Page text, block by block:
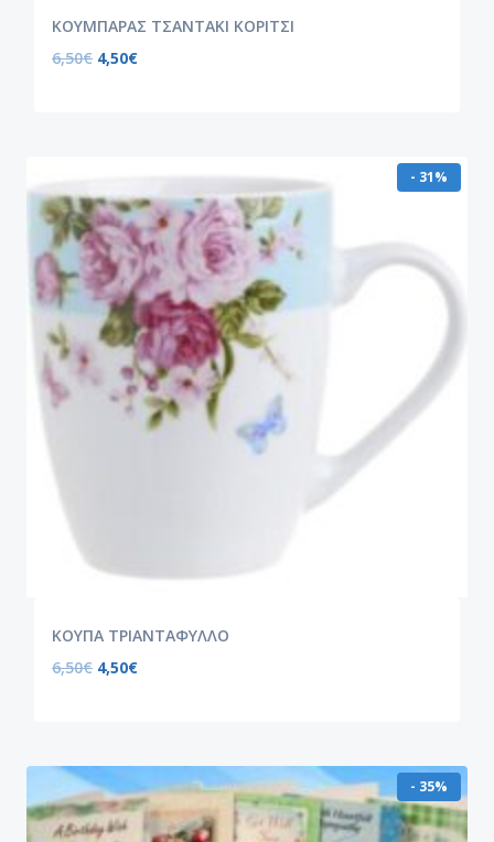
ΚΟΥΜΠΑΡΑΣ ΤΣΑΝΤΑΚΙ ΚΟΡΙΤΣΙ
6,50€ 4,50€
- 31%
ΚΟΥΠΑ ΤΡΙΑΝΤΑΦΥΛΛΟ
6,50€ 4,50€
- 35%